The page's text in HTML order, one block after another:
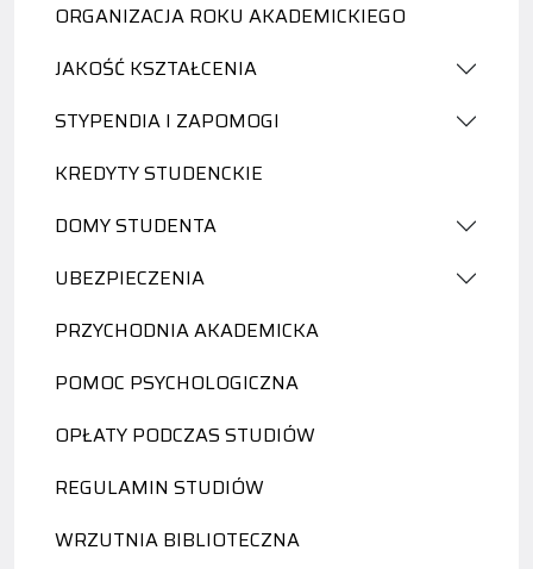
ORGANIZACJA ROKU AKADEMICKIEGO
JAKOŚĆ KSZTAŁCENIA
STYPENDIA I ZAPOMOGI
KREDYTY STUDENCKIE
DOMY STUDENTA
UBEZPIECZENIA
PRZYCHODNIA AKADEMICKA
POMOC PSYCHOLOGICZNA
OPŁATY PODCZAS STUDIÓW
REGULAMIN STUDIÓW
WRZUTNIA BIBLIOTECZNA